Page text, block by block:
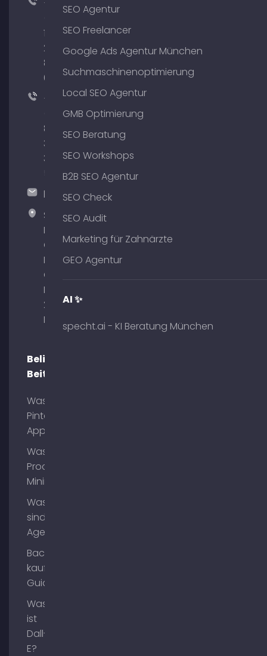
+49
176
204
801
64
+49
89
380
375
hallo@timospecht.de
Specht
Marketing
GmbH –
Palais am
Obelisk
Briennerstr.
29 80333
München
Beliebte
Beiträge
Was ist
Pinterest
App?
Was ist
Process
Mining?
Was
sind AI
Agents?
Backlinks
kaufen
Guide
Was
ist
Dall-
E?
SEO Agentur
SEO Freelancer
Google Ads Agentur München
Suchmaschinenoptimierung
Local SEO Agentur
GMB Optimierung
SEO Beratung
SEO Workshops
B2B SEO Agentur
SEO Check
SEO Audit
Marketing für Zahnärzte
GEO Agentur
AI ✨
specht.ai - KI Beratung München